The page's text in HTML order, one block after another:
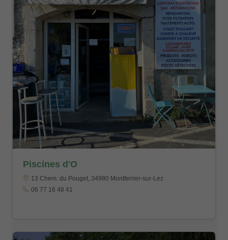
Piscines d'O
13 Chem. du Pouget, 34980 Montferrier-sur-Lez
06 77 16 48 41